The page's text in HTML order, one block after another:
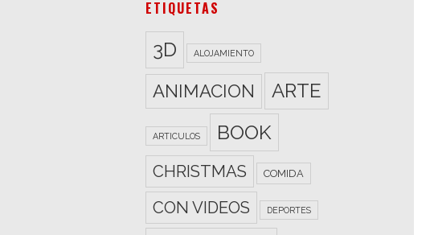
ETIQUETAS
3D ALOJAMIENTO
ANIMACION ARTE
ARTICULOS BOOK
CHRISTMAS COMIDA
CON VIDEOS DEPORTES